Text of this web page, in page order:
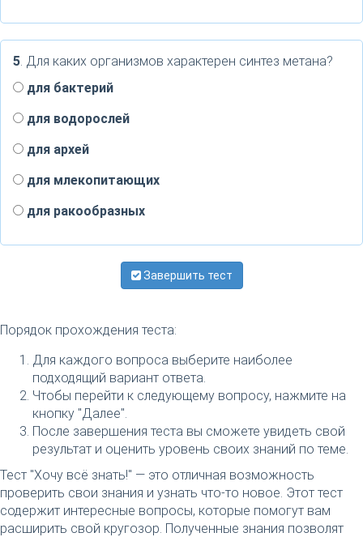
5. Для каких организмов характерен синтез метана?
для бактерий
для водорослей
для архей
для млекопитающих
для ракообразных
Завершить тест
Порядок прохождения теста:
Для каждого вопроса выберите наиболее
подходящий вариант ответа.
Чтобы перейти к следующему вопросу, нажмите на
кнопку "Далее".
После завершения теста вы сможете увидеть свой
результат и оценить уровень своих знаний по теме.
Тест "Хочу всё знать!" — это отличная возможность
проверить свои знания и узнать что-то новое. Этот тест
содержит интересные вопросы, которые помогут вам
расширить свой кругозор. Полученные знания позволят